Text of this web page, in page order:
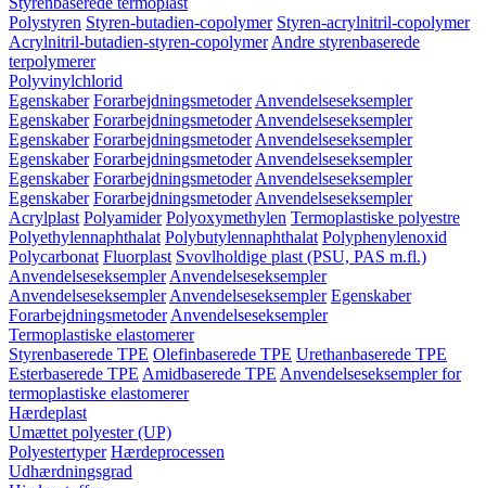
Polystyren Styren-butadien-copolymer Styren-acrylnitril-copolymer
Acrylnitril-butadien-styren-copolymer Andre styrenbaserede
terpolymerer
Polyvinylchlorid
Egenskaber Forarbejdningsmetoder Anvendelseseksempler
Egenskaber Forarbejdningsmetoder Anvendelseseksempler
Egenskaber Forarbejdningsmetoder Anvendelseseksempler
Egenskaber Forarbejdningsmetoder Anvendelseseksempler
Egenskaber Forarbejdningsmetoder Anvendelseseksempler
Egenskaber Forarbejdningsmetoder Anvendelseseksempler
Acrylplast Polyamider Polyoxymethylen Termoplastiske polyestre
Polyethylennaphthalat Polybutylennaphthalat Polyphenylenoxid
Polycarbonat Fluorplast Svovlholdige plast (PSU, PAS m.fl.)
Anvendelseseksempler Anvendelseseksempler
Anvendelseseksempler Anvendelseseksempler Egenskaber
Forarbejdningsmetoder Anvendelseseksempler
Termoplastiske elastomerer
Styrenbaserede TPE Olefinbaserede TPE Urethanbaserede TPE
Esterbaserede TPE Amidbaserede TPE Anvendelseseksempler for
termoplastiske elastomerer
Hærdeplast
Umættet polyester (UP)
Polyestertyper Hærdeprocessen
Udhærdningsgrad